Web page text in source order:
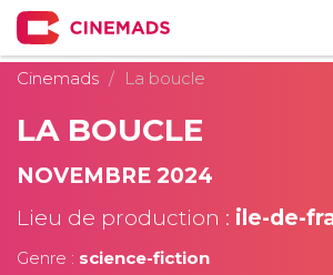
Cinemads
La boucle
LA BOUCLE
NOVEMBRE 2024
Lieu de production : ile-de-
Genre : science-fiction